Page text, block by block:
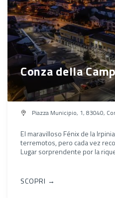
Conza della
Piazza Municipio, 1, 83040,
El maravilloso Fénix de la
terremotos, pero cada vez
Lugar sorprendente por la
SCOPRI →